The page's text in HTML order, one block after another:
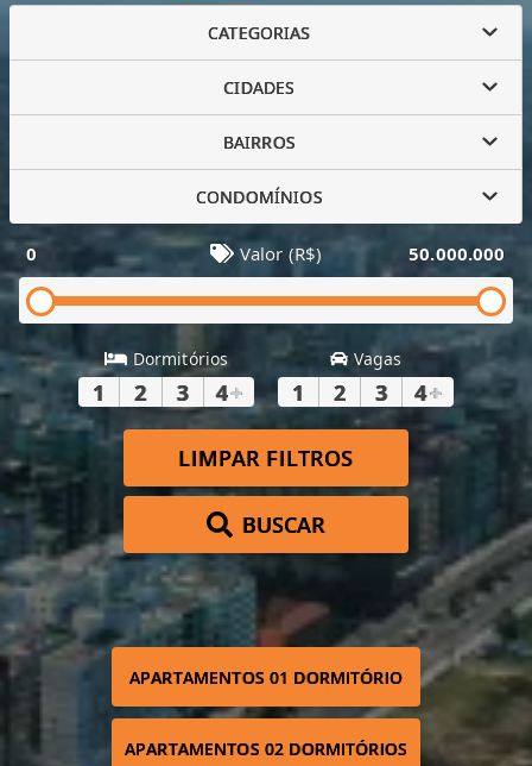
CATEGORIAS
CIDADES
BAIRROS
CONDOMÍNIOS
0 Valor (R$) 50.000.000
Dormitórios
1 2 3 4+
Vagas
1 2 3 4+
LIMPAR FILTROS
BUSCAR
APARTAMENTOS 01 DORMITÓRIO
APARTAMENTOS 02 DORMITÓRIOS